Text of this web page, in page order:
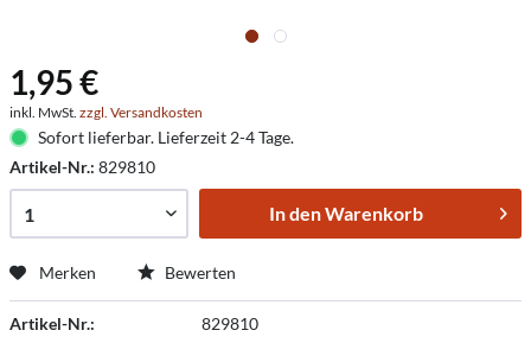
1,95 €
inkl. MwSt. zzgl. Versandkosten
Sofort lieferbar. Lieferzeit 2-4 Tage.
Artikel-Nr.: 829810
In denWarenkorb
Merken Bewerten
Artikel-Nr.: 829810